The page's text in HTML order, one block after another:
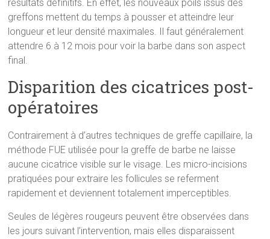
résultats définitifs. En effet, les nouveaux poils issus des
greffons mettent du temps à pousser et atteindre leur
longueur et leur densité maximales. Il faut généralement
attendre 6 à 12 mois pour voir la barbe dans son aspect
final.
Disparition des cicatrices post-
opératoires
Contrairement à d’autres techniques de greffe capillaire, la
méthode FUE utilisée pour la greffe de barbe ne laisse
aucune cicatrice visible sur le visage. Les micro-incisions
pratiquées pour extraire les follicules se referment
rapidement et deviennent totalement imperceptibles.
Seules de légères rougeurs peuvent être observées dans
les jours suivant l’intervention, mais elles disparaissent